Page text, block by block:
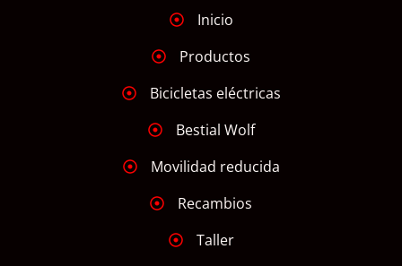
Inicio
Productos
Bicicletas eléctricas
Bestial Wolf
Movilidad reducida
Recambios
Taller